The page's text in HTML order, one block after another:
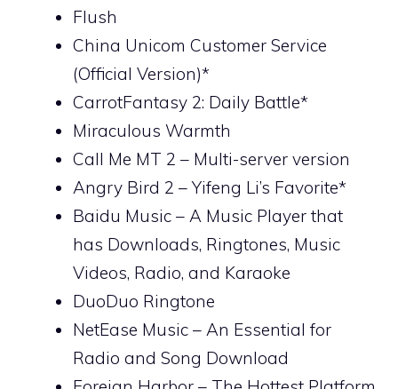
Flush
China Unicom Customer Service
(Official Version)*
CarrotFantasy 2: Daily Battle*
Miraculous Warmth
Call Me MT 2 – Multi-server version
Angry Bird 2 – Yifeng Li’s Favorite*
Baidu Music – A Music Player that
has Downloads, Ringtones, Music
Videos, Radio, and Karaoke
DuoDuo Ringtone
NetEase Music – An Essential for
Radio and Song Download